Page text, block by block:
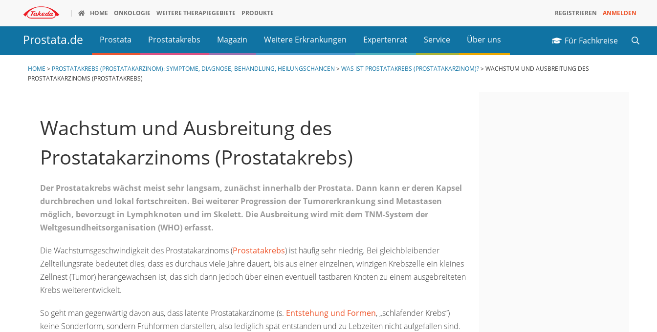
HOME ONKOLOGIE
Unsere Werte
Fachkreisinformationen
ALK+ NSCLC
SALCL
Prostatakarzinom
Patienteninformationen
ALK+ NSCLC
Prostatakarzinom
Panzerknacker bei Facebook
Psychoonkologie
WEITERE THERAPIEGEBIETE
Gastroenterologie
Morbus Crohn
Fachkreisinformationen
ALK+ NSCLC
SALCL
Multiples Myelom
ADHS
Plasmabasierte Therapien
Haemophilie
Hereditäres Angioödem (HAE)
(Demnächst)
Impfstoffe
Dengue-Fieber
PRODUKTE REGISTRIEREN ANMELDEN
Prostata.de Prostata
Prostata Übersicht
Prostatakrebs
Prostatakrebs Übersicht
Früherkennung und Diagnose von Prostatakrebs
Leben mit Prostatakrebs
Magazin
Übersicht
Diagnostik
Therapie allgemein
Medikamente
Ernährung und Alternativmedizin
Rehabilitation
Prophylaxe und Risikofaktoren
Weitere Erkrankungen
Benignes Prostatasyndrom (BPS)
Expertenrat
Häufige Fragen
Service
Broschüren
Über uns
Über
Für Fachkreise
HOME > PROSTATAKREBS (PROSTATAKARZINOM): SYMPTOME, DIAGNOSE, BEHANDLUNG, HEILUNGSCHANCEN >WAS IST PROSTATAKREBS (PROSTATAKARZINOM)?>WACHSTUM UND AUSBREITUNG DES
PROSTATAKARZINOMS (PROSTATAKREBS)
Wachstum und Ausbreitung des
Prostatakarzinoms (Prostatakrebs)
Der Prostatakrebs wächst meist sehr langsam, zunächst innerhalb der Prostata. Dann kann er deren Kapsel
durchbrechen und lokal fortschreiten. Bei weiterer Progression der Tumorerkrankung sind Metastasen
möglich, bevorzugt in Lymphknoten und im Skelett. Die Ausbreitung wird mit dem TNM-System der
Weltgesundheitsorganisation (WHO) erfasst.
Die Wachstumsgeschwindigkeit des Prostatakarzinoms (Prostatakrebs) ist häufig sehr niedrig. Bei gleichbleibender
Zellteilungsrate bedeutet dies, dass es durchaus viele Jahre dauert, bis aus einer einzelnen, winzigen Krebszelle ein kleines
Zellnest (Tumor) herangewachsen ist, das sich dann jedoch über einen eventuell tastbaren Knoten zu einem ausgebreiteten
Krebs weiterentwickelt.
So geht man gegenwärtig davon aus, dass latente Prostatakarzinome (s. Entstehung und Formen, „schlafender Krebs“)
keine Sonderform, sondern Frühformen darstellen, also lediglich spät entstanden und zu Lebzeiten nicht aufgefallen sind.